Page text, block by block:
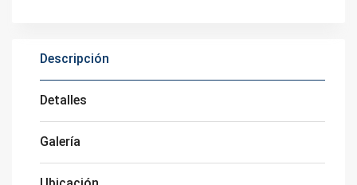
Descripción
Detalles
Galería